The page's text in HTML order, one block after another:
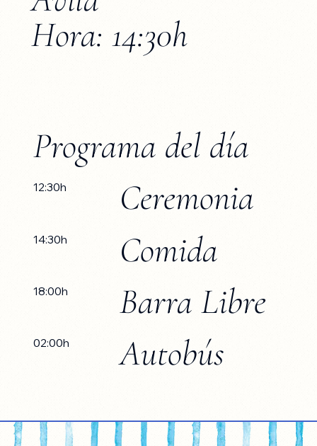
Hora: 14:30h
Programa del día
12:30​h Ceremonia
14:30h Comida
18:00h Barra Libre
02:00h Autobús